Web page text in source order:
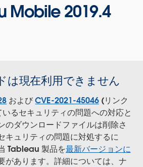
Mobile 2019.4
は現在利用できません
およびCVE-2021-45046(リンク
るセキュリティの問題への対応と
のダウンロードファイルは削除さ
キュリティの問題に対処するに
Tableau 製品を最新バージョンに
があります。詳細については、ナ